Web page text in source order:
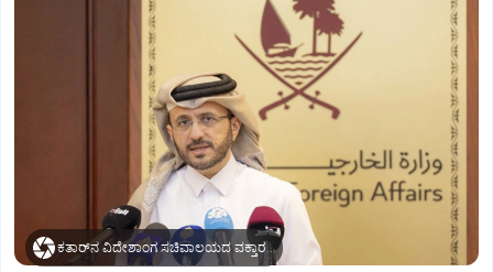
ಕತಾರ್‌ನ ವಿದೇಶಾಂಗ ಸಚಿವಾಲಯದ ವಕ್ತಾರ ಮಜೀದ್‌ ಅಲ್‌-ಅನ್ಸಾರಿ